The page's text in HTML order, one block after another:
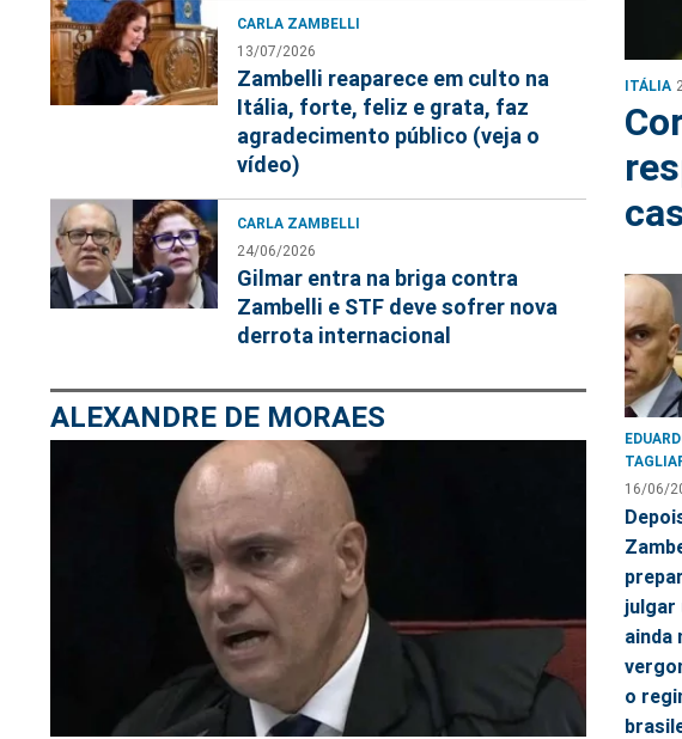
CARLA ZAMBELLI
13/07/2026
Zambelli reaparece em culto na
Itália, forte, feliz e grata, faz
agradecimento público (veja o
vídeo)
CARLA ZAMBELLI
24/06/2026
Gilmar entra na briga contra
Zambelli e STF deve sofrer nova
derrota internacional
ALEXANDRE DE MORAES
ITÁLIA
16/06/
julgar
ainda
o